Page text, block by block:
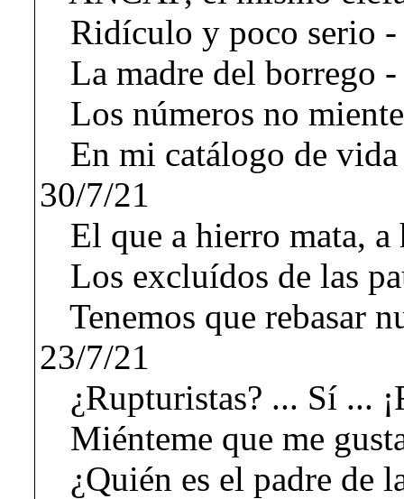
Ridículo y poco serio
La madre del borrego
Los números no
En mi catálogo de
30/7/21
El que a hierro mata,
Los excluídos de las
Tenemos que rebasar
23/7/21
¿Rupturistas? ... Sí ...
Miénteme que me
¿Quién es el padre de